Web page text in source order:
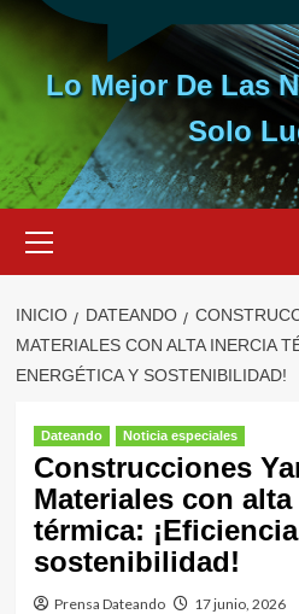
Lo Mejor De Las
Solo
primario
INICIO DATEANDO
MATERIALES CON ALTA INERCIA
ENERGÉTICA Y SOSTENIBILIDAD!
Dateando Noticia especiales
Construcciones
Materiales con
térmica:
sostenibilidad!
Prensa Dateando 17 junio, 2026